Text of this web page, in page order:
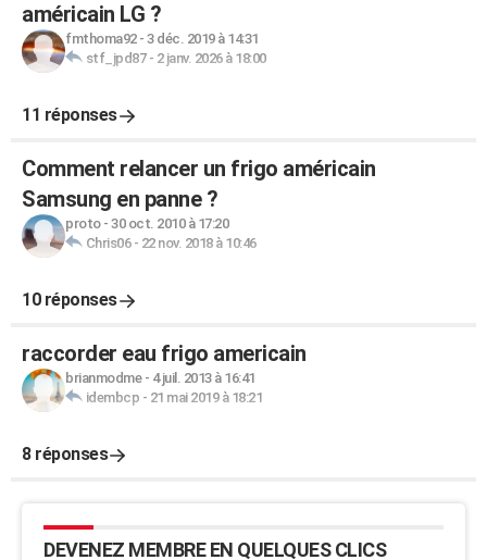
américain LG ?
fmthoma92- 3 déc. 2019 à 14:31
stf_jpd87- 2 janv. 2026 à 18:00
11 réponses
Comment relancer un frigo américain
Samsung en panne ?
proto- 30 oct. 2010 à 17:20
Chris06- 22 nov. 2018 à 10:46
10 réponses
raccorder eau frigo americain
brianmodme- 4 juil. 2013 à 16:41
idembcp - 21 mai 2019 à 18:21
8 réponses
DEVENEZ MEMBRE EN QUELQUES CLICS